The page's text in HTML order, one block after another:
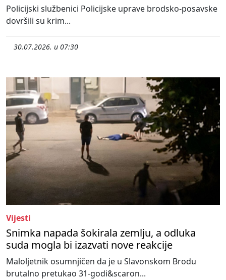
Policijski službenici Policijske uprave brodsko-posavske
dovršili su krim...
30.07.2026. u 07:30
Vijesti
Snimka napada šokirala zemlju, a odluka
suda mogla bi izazvati nove reakcije
Maloljetnik osumnjičen da je u Slavonskom Brodu
brutalno pretukao 31-godi&scaron...